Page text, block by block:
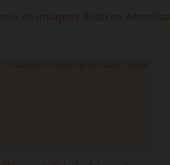
de Imagens Bolacha